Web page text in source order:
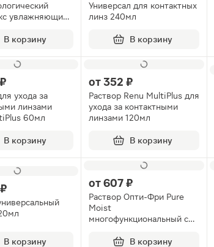
увлажняющий
В корзину
Универсал для контактных
линз 240мл
В корзину
ухода за
линзами
60мл
В корзину
от352 ₽
Раствор Renu MultiPlus для
ухода за контактными
линзами 120мл
В корзину
В корзину
от607 ₽
Раствор Опти-Фри Pure
Moist
многофункциональный c
300мл
В корзину